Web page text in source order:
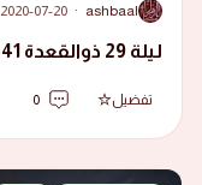
A
ashbaal
·
2020-07-20
ليلة 29 ذوالقعدة 1441 هجرية
تفضيل 0